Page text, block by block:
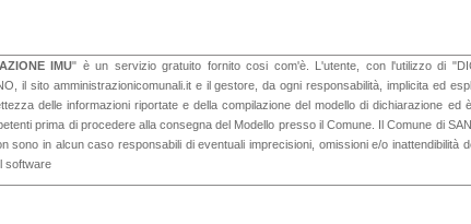
IMU" è un servizio gratuito fornito cosi com'è. L'utente, con l'utilizzo di
il sito amministrazionicomunali.it e il gestore, da ogni responsabilità, implicita ed
delle informazioni riportate e della compilazione del modello di dichiarazione
prima di procedere alla consegna del Modello presso il Comune. Il Comune di
sono in alcun caso responsabili di eventuali imprecisioni, omissioni e/o inattendibilità
software